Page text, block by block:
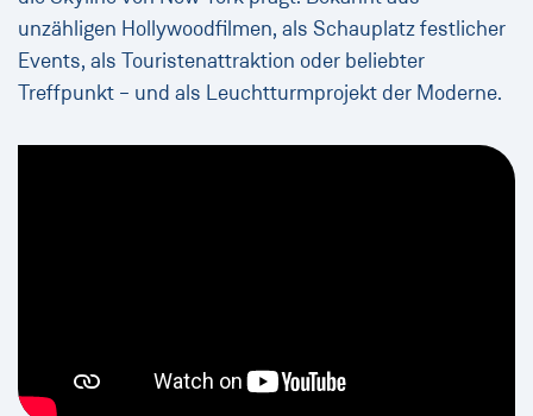
unzähligen Hollywoodfilmen, als Schauplatz festlicher
Events, als Touristenattraktion oder beliebter
Treffpunkt – und als Leuchtturmprojekt der Moderne.